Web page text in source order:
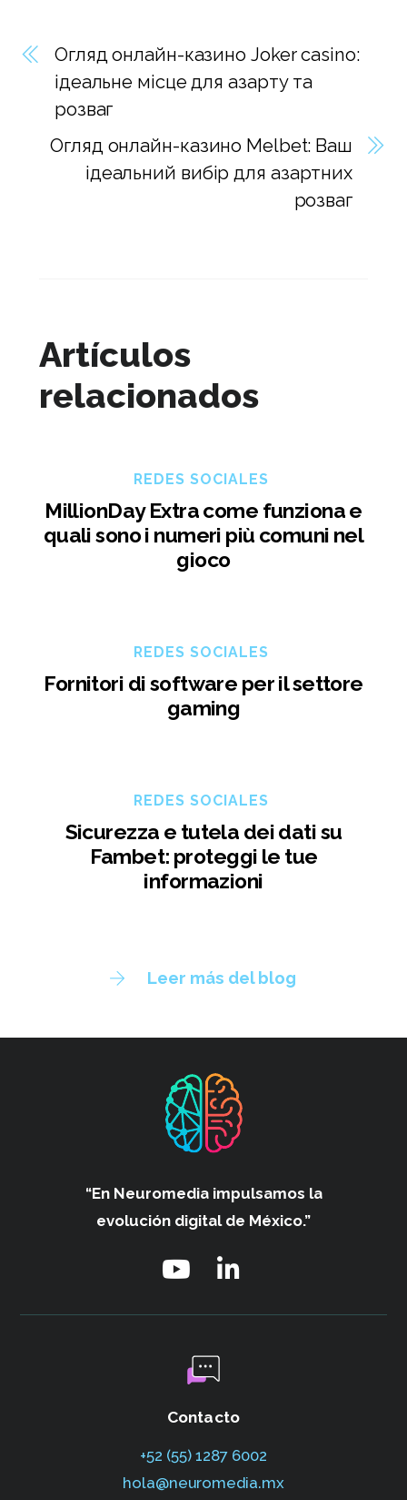
Огляд онлайн-казино Joker casino:
ідеальне місце для азарту та
розваг
Огляд онлайн-казино Melbet: Ваш
ідеальний вибір для азартних
розваг
Artículos
relacionados
REDES SOCIALES
MillionDay Extra come funziona e
quali sono i numeri più comuni nel
gioco
REDES SOCIALES
Fornitori di software per il settore
gaming
REDES SOCIALES
Sicurezza e tutela dei dati su
Fambet: proteggi le tue
informazioni
Leer más del blog
“En Neuromedia impulsamos la
evolución digital de México.”
Contacto
+52 (55) 1287 6002‬
hola@neuromedia.mx